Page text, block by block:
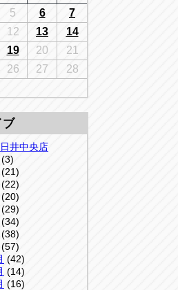
千葉
わ沼南店
5 6
7
12 13
14
19 20
21
26 27
28
ブ
井中央店
(3)
(21)
(22)
(20)
(29)
(34)
(38)
(57)
(42)
(14)
(16)